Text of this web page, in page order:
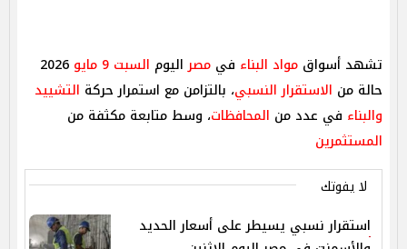
تشهد أسواق مواد البناء في مصراليوم السبت 9 مايو
2026
حالة من الاستقرار النسبي، بالتزامن مع استمرار حركة التشييد
والبناء في عدد من المحافظات، وسط متابعة مكثفة من
المستثمرين
لا يفوتك
استقرار نسبي يسيطر على أسعار الحديد